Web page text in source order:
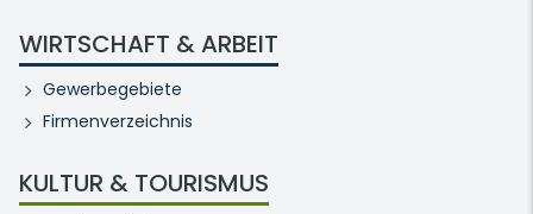
WIRTSCHAFT & ARBEIT
Gewerbegebiete
Firmenverzeichnis
KULTUR & TOURISMUS